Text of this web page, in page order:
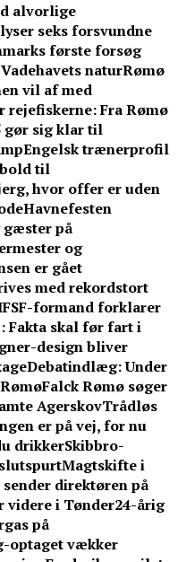
alvorlige
seks forsvundne
første forsøg
naturRømø
vil af med
rejefiskerne: Fra Rømø
gør sig klar til
Engelsk trænerprofil
til
hvor offer er uden
Havnefesten
gæster på
og
er gået
med rekordstort
SF-formand forklarer
skal før fart i
design bliver
Debatindlæg: Under
Falck Rømø søger
AgerskovTrådløs
er på vej, for nu
drikkerSkibbro-
Magtskifte i
direktøren på
videre i Tønder24-årig
på
optaget vækker